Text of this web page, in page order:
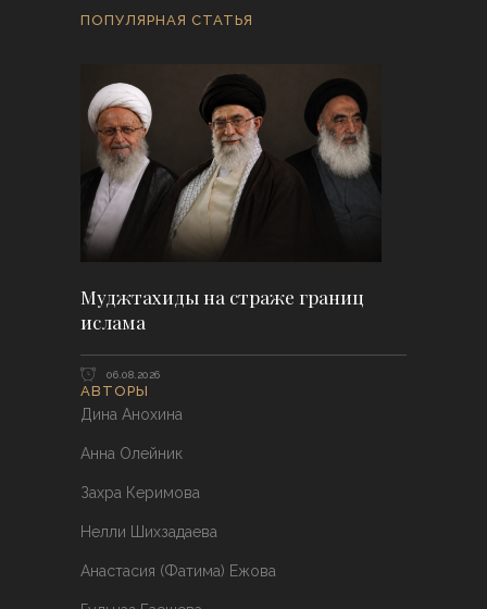
ПОПУЛЯРНАЯ СТАТЬЯ
Муджтахиды на страже границ
ислама
06.08.2026
АВТОРЫ
Дина Анохина
Анна Олейник
Захра Керимова
Нелли Шихзадаева
Анастасия (Фатима) Ежова